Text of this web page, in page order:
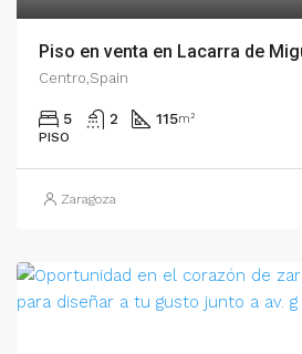
Centro,Spain
5 2 115m²
PISO
Zaragoza